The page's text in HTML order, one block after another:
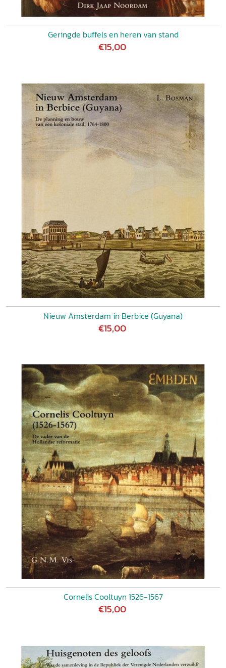
Geringde buffels en heren van stand
€15,00
Nieuw Amsterdam in Berbice (Guyana)
€15,00
Cornelis Cooltuyn 1526-1567
€15,00